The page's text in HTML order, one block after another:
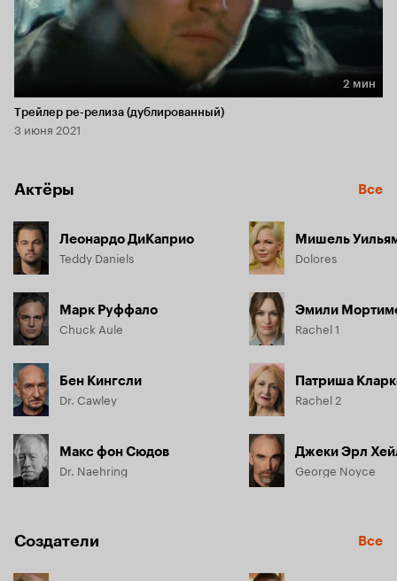
Длительность 2 мин
2 мин
Трейлер ре-релиза (дублированный)
3 июня 2021
Актёры Все
Леонардо ДиКаприо
Teddy Daniels
Марк Руффало
Chuck Aule
Бен Кингсли
Dr. Cawley
Макс фон Сюдов
Dr. Naehring
Мишель
Dolores
Эмили
Rachel 1
Патриша
Rachel 2
Джеки Эрл
George Noyce
Создатели Все